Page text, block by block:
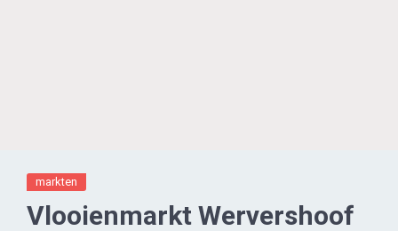
markten
Vlooienmarkt Wervershoof